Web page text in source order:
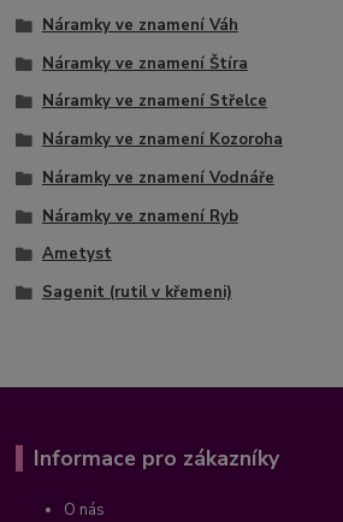
Náramky ve znamení Váh
Náramky ve znamení Štíra
Náramky ve znamení Střelce
Náramky ve znamení Kozoroha
Náramky ve znamení Vodnáře
Náramky ve znamení Ryb
Ametyst
Sagenit (rutil v křemeni)
Informace pro zákazníky
O nás